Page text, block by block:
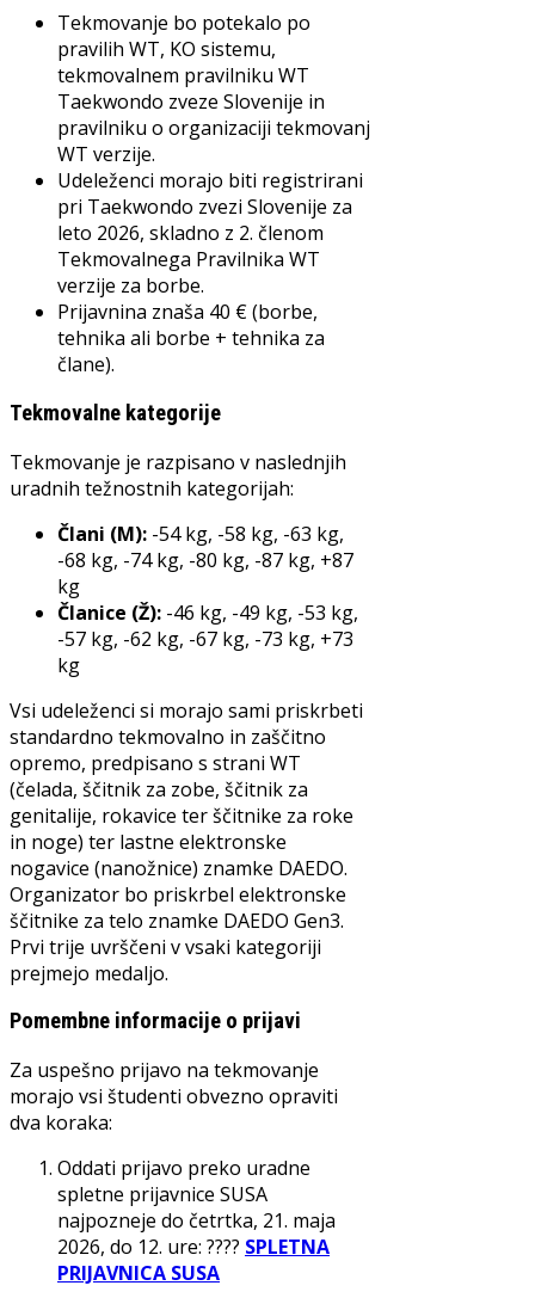
Tekmovanje bo potekalo po
pravilih WT, KO sistemu,
tekmovalnem pravilniku WT
Taekwondo zveze Slovenije in
pravilniku o organizaciji tekmovanj
WT verzije.
Udeleženci morajo biti registrirani
pri Taekwondo zvezi Slovenije za
leto 2026, skladno z 2. členom
Tekmovalnega Pravilnika WT
verzije za borbe.
Prijavnina znaša 40 € (borbe,
tehnika ali borbe + tehnika za
člane).
Tekmovalne kategorije
Tekmovanje je razpisano v naslednjih
uradnih težnostnih kategorijah:
Člani (M): -54 kg, -58 kg, -63 kg,
-68 kg, -74 kg, -80 kg, -87 kg, +87
kg
Članice (Ž): -46 kg, -49 kg, -53 kg,
-57 kg, -62 kg, -67 kg, -73 kg, +73
kg
Vsi udeleženci si morajo sami priskrbeti
standardno tekmovalno in zaščitno
opremo, predpisano s strani WT
(čelada, ščitnik za zobe, ščitnik za
genitalije, rokavice ter ščitnike za roke
in noge) ter lastne elektronske
nogavice (nanožnice) znamke DAEDO.
Organizator bo priskrbel elektronske
ščitnike za telo znamke DAEDO Gen3.
Prvi trije uvrščeni v vsaki kategoriji
prejmejo medaljo.
Pomembne informacije o prijavi
Za uspešno prijavo na tekmovanje
morajo vsi študenti obvezno opraviti
dva koraka:
Oddati prijavo preko uradne
spletne prijavnice SUSA
najpozneje do četrtka, 21. maja
2026, do 12. ure: ???? SPLETNA
PRIJAVNICA SUSA